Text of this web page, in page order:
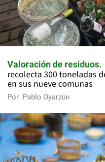
Valoración de residuos
recolecta 300 toneladas
en sus nueve comunas
Por Pablo Oyarzún